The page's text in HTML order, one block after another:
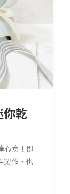
你乾
心意！即
製作，也